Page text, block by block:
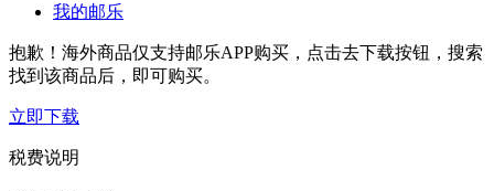
我的邮乐
抱歉！海外商品仅支持邮乐APP购买，点击去下载按钮，搜索
找到该商品后，即可购买。
立即下载
税费说明